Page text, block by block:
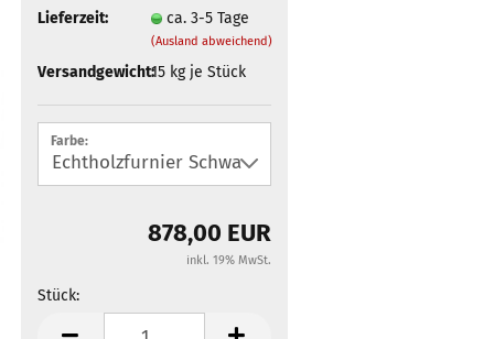
Lieferzeit:
ca. 3-5 Tage
(Ausland abweichend)
Versandgewicht:15 kg je Stück
Farbe:
878,00 EUR
inkl. 19% MwSt.
Stück:
Stück